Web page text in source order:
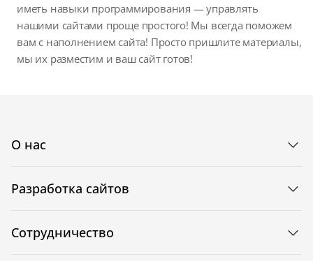
иметь навыки программирования — управлять
нашими сайтами проще простого! Мы всегда поможем
вам с наполнением сайта! Просто пришлите материалы,
мы их разместим и ваш сайт готов!
О нас
Разработка сайтов
Сотрудничество